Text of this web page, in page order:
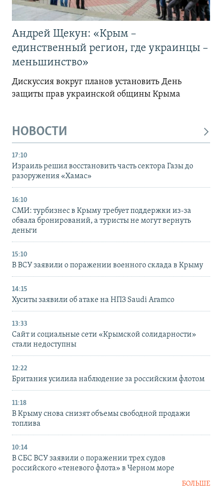
Андрей Щекун: «Крым –
единственный регион, где украинцы –
меньшинство»
Дискуссия вокруг планов установить День
защиты прав украинской общины Крыма
НОВОСТИ
17:10
Израиль решил восстановить часть сектора Газы до
разоружения «Хамас»
16:10
СМИ: турбизнес в Крыму требует поддержки из-за
обвала бронирований, а туристы не могут вернуть
деньги
15:10
В ВСУ заявили о поражении военного склада в Крыму
14:15
Хуситы заявили об атаке на НПЗ Saudi Aramco
13:33
Сайт и социальные сети «Крымской солидарности»
стали недоступны
12:22
Британия усилила наблюдение за российским флотом
11:18
В Крыму снова снизят объемы свободной продажи
топлива
10:14
В СБС ВСУ заявили о поражении трех судов
российского «теневого флота» в Черном море
БОЛЬШЕ